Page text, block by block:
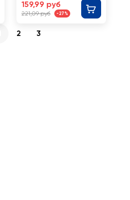
159,99 руб
221,09 руб -27%
2
3